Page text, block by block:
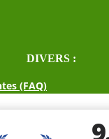
DIVERS :
(FAQ)